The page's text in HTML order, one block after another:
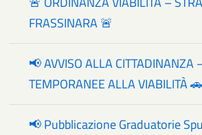
FRASSINARA 🚨
📢 AVVISO ALLA CITTADINANZA
TEMPORANEE ALLA VIABILITÀ
📢 Pubblicazione Graduatorie